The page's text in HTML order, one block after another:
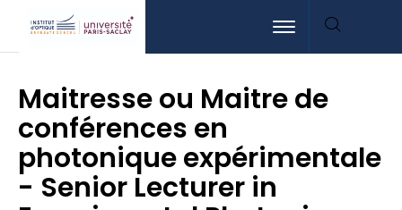
contenu
menu
la
Toggle navigation
Maitresse ou Maitre de
conférences en
photonique expérimentale
- Senior Lecturer in